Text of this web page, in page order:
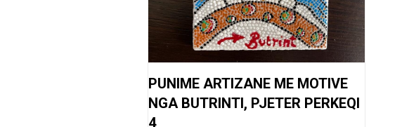
PUNIME ARTIZANE ME MOTIVE
NGA BUTRINTI, PJETER PERKEQI
4